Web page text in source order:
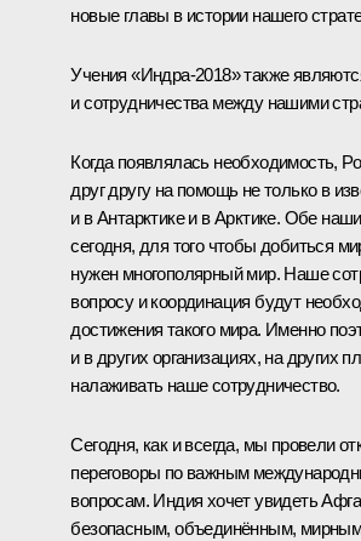
новые главы в истории нашего
Учения «Индра-2018» также
и сотрудничества между нашими
Когда появлялась необходимость,
друг другу на помощь не только в
и в Антарктике и в Арктике. Обе
сегодня, для того чтобы добиться
нужен многополярный мир. Наше
вопросу и координация будут
достижения такого мира. Именно
и в других организациях, на других
налаживать наше сотрудничество.
Сегодня, как и всегда, мы провели
переговоры по важным
вопросам. Индия хочет увидеть
безопасным, объединённым,